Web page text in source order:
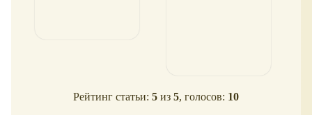
Рейтинг статьи: 5 из 5, голосов: 10